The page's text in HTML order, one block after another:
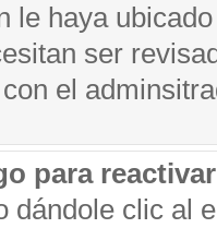
le haya
ser
el
para
dándole clic al